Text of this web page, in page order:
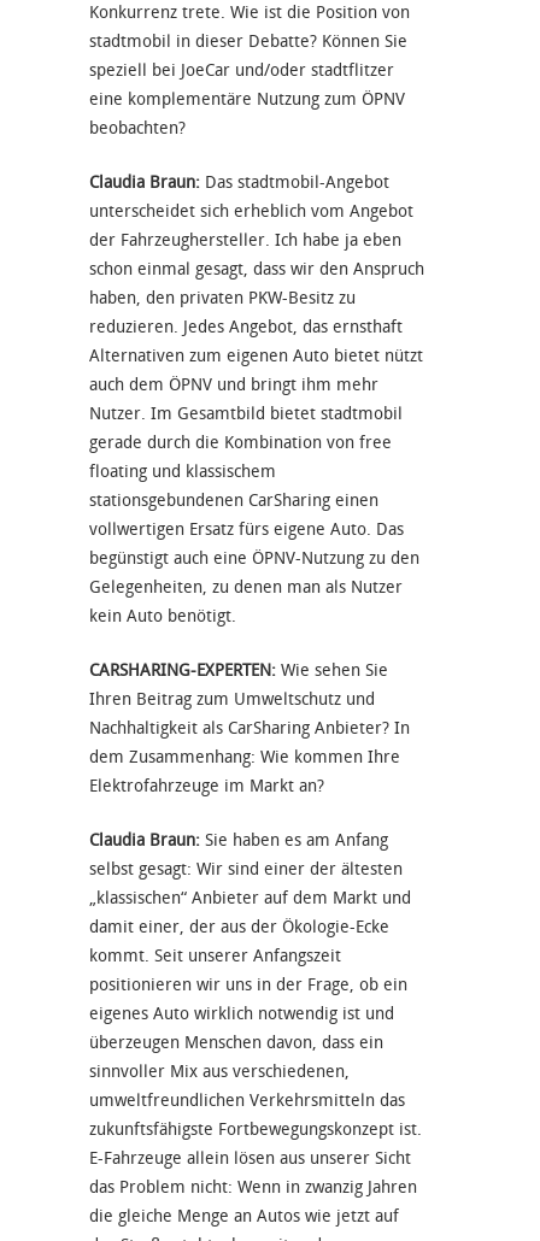
Konkurrenz trete. Wie ist die Position von
stadtmobil in dieser Debatte? Können Sie
speziell bei JoeCar und/oder stadtflitzer
eine komplementäre Nutzung zum ÖPNV
beobachten?
Claudia Braun: Das stadtmobil-Angebot
unterscheidet sich erheblich vom Angebot
der Fahrzeughersteller. Ich habe ja eben
schon einmal gesagt, dass wir den Anspruch
haben, den privaten PKW-Besitz zu
reduzieren. Jedes Angebot, das ernsthaft
Alternativen zum eigenen Auto bietet nützt
auch dem ÖPNV und bringt ihm mehr
Nutzer. Im Gesamtbild bietet stadtmobil
gerade durch die Kombination von free
floating und klassischem
stationsgebundenen CarSharing einen
vollwertigen Ersatz fürs eigene Auto. Das
begünstigt auch eine ÖPNV-Nutzung zu den
Gelegenheiten, zu denen man als Nutzer
kein Auto benötigt.
CARSHARING-EXPERTEN: Wie sehen Sie
Ihren Beitrag zum Umweltschutz und
Nachhaltigkeit als CarSharing Anbieter? In
dem Zusammenhang: Wie kommen Ihre
Elektrofahrzeuge im Markt an?
Claudia Braun: Sie haben es am Anfang
selbst gesagt: Wir sind einer der ältesten
„klassischen“ Anbieter auf dem Markt und
damit einer, der aus der Ökologie-Ecke
kommt. Seit unserer Anfangszeit
positionieren wir uns in der Frage, ob ein
eigenes Auto wirklich notwendig ist und
überzeugen Menschen davon, dass ein
sinnvoller Mix aus verschiedenen,
umweltfreundlichen Verkehrsmitteln das
zukunftsfähigste Fortbewegungskonzept ist.
E-Fahrzeuge allein lösen aus unserer Sicht
das Problem nicht: Wenn in zwanzig Jahren
die gleiche Menge an Autos wie jetzt auf